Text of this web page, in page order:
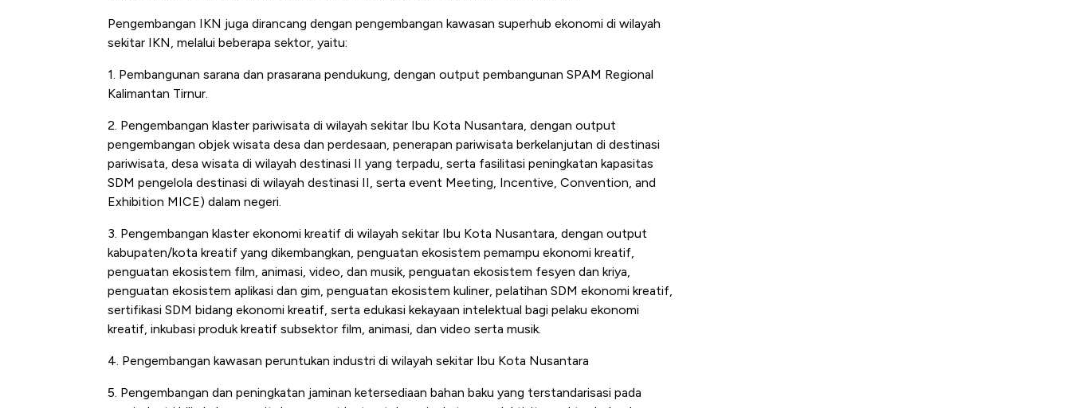
Pengembangan IKN juga dirancang dengan pengembangan kawasan superhub ekonomi di wilayah
sekitar IKN, melalui beberapa sektor, yaitu:
1. Pembangunan sarana dan prasarana pendukung, dengan output pembangunan SPAM Regional
Kalimantan Tirnur.
2. Pengembangan klaster pariwisata di wilayah sekitar Ibu Kota Nusantara, dengan output
pengembangan objek wisata desa dan perdesaan, penerapan pariwisata berkelanjutan di destinasi
pariwisata, desa wisata di wilayah destinasi II yang terpadu, serta fasilitasi peningkatan kapasitas
SDM pengelola destinasi di wilayah destinasi II, serta event Meeting, Incentive, Convention, and
Exhibition MICE) dalam negeri.
3. Pengembangan klaster ekonomi kreatif di wilayah sekitar Ibu Kota Nusantara, dengan output
kabupaten/kota kreatif yang dikembangkan, penguatan ekosistem pemampu ekonomi kreatif,
penguatan ekosistem film, animasi, video, dan musik, penguatan ekosistem fesyen dan kriya,
penguatan ekosistem aplikasi dan gim, penguatan ekosistem kuliner, pelatihan SDM ekonomi kreatif,
sertifikasi SDM bidang ekonomi kreatif, serta edukasi kekayaan intelektual bagi pelaku ekonomi
kreatif, inkubasi produk kreatif subsektor film, animasi, dan video serta musik.
4. Pengembangan kawasan peruntukan industri di wilayah sekitar Ibu Kota Nusantara
5. Pengembangan dan peningkatan jaminan ketersediaan bahan baku yang terstandarisasi pada